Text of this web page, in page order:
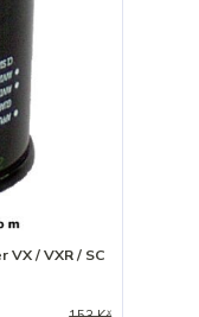
VX / VXR / SC